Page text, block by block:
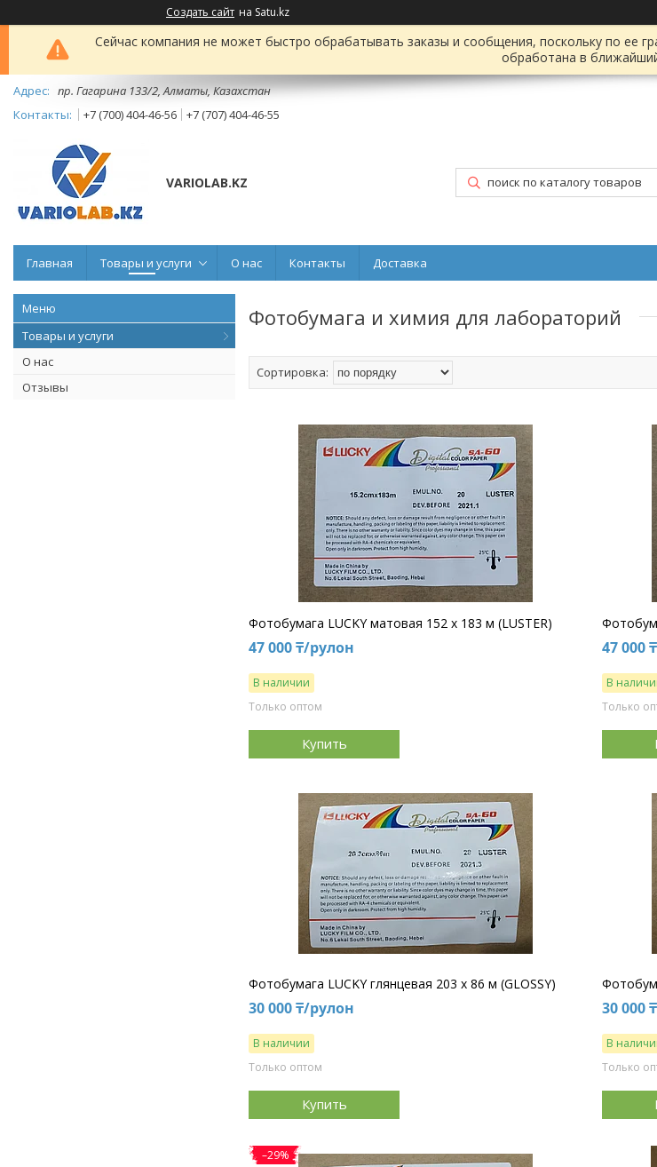
Создать сайт на Satu.kz
Сейчас компания не может быстро обрабатывать заказы и сообщения, поскольку по ее
обработана в
пр. Гагарина 133/2, Алматы, Казахстан
+7 (700) 404-46-56
+7 (707) 404-46-55
VARIOLAB.KZ
Главная Товары и услуги О нас Контакты Доставка
Товары и услуги
О нас
Отзывы
Фотобумага и химия для лабораторий
Фотобумага LUCKY матовая 152 х 183 м (LUSTER)
47 000 ₸/рулон
В наличии
Только оптом
Купить
47 000
В
Только
Фотобумага LUCKY глянцевая 203 х 86 м (GLOSSY)
30 000 ₸/рулон
В наличии
Только оптом
Купить
30 000
В
Только
–29%